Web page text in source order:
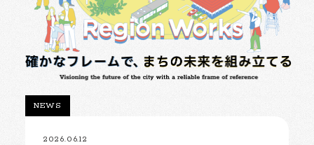
NEWS
2026.06.12